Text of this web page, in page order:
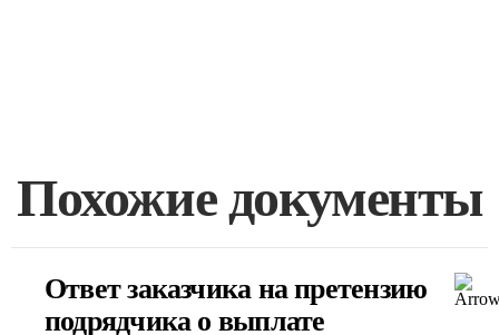
Похожие документы
Ответ заказчика на претензию
подрядчика о выплате